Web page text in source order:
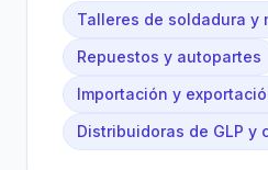
Talleres de soldadura y
Repuestos y autopartes
Importación y
Distribuidoras de GLP y